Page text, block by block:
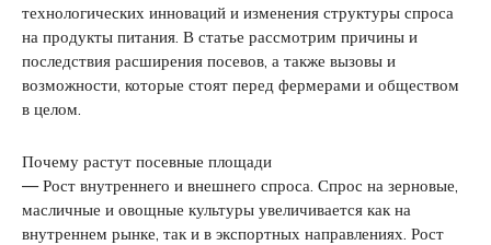
технологических инноваций и изменения структуры спроса
на продукты питания. В статье рассмотрим причины и
последствия расширения посевов, а также вызовы и
возможности, которые стоят перед фермерами и обществом
в целом.
Почему растут посевные площади
— Рост внутреннего и внешнего спроса. Спрос на зерновые,
масличные и овощные культуры увеличивается как на
внутреннем рынке, так и в экспортных направлениях. Рост